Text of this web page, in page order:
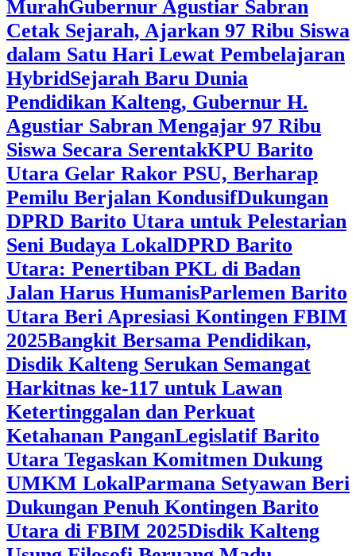
MurahGubernur Agustiar Sabran
Cetak Sejarah, Ajarkan 97 Ribu Siswa
dalam Satu Hari Lewat Pembelajaran
HybridSejarah Baru Dunia
Pendidikan Kalteng, Gubernur H.
Agustiar Sabran Mengajar 97 Ribu
Siswa Secara SerentakKPU Barito
Utara Gelar Rakor PSU, Berharap
Pemilu Berjalan KondusifDukungan
DPRD Barito Utara untuk Pelestarian
Seni Budaya LokalDPRD Barito
Utara: Penertiban PKL di Badan
Jalan Harus HumanisParlemen Barito
Utara Beri Apresiasi Kontingen FBIM
2025‎Bangkit Bersama Pendidikan,
Disdik Kalteng Serukan Semangat
Harkitnas ke-117 untuk Lawan
Ketertinggalan dan Perkuat
Ketahanan PanganLegislatif Barito
Utara Tegaskan Komitmen Dukung
UMKM LokalParmana Setyawan Beri
Dukungan Penuh Kontingen Barito
Utara di FBIM 2025Disdik Kalteng